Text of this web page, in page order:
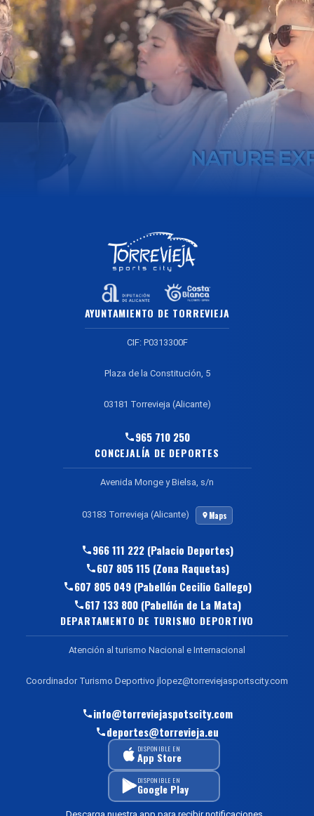
AYUNTAMIENTO DE TORREVIEJA
CIF: P0313300F
Plaza de la Constitución, 5
03181 Torrevieja (Alicante)
965 710 250
CONCEJALÍA DE DEPORTES
Avenida Monge y Bielsa, s/n
03183 Torrevieja (Alicante) Maps
966 111 222 (Palacio Deportes)
607 805 115 (Zona Raquetas)
607 805 049 (Pabellón Cecilio Gallego)
617 133 800 (Pabellón de La Mata)
DEPARTAMENTO DE TURISMO DEPORTIVO
Atención al turismo Nacional e Internacional
Coordinador Turismo Deportivo jlopez@torreviejasportscity.com
info@torreviejaspotscity.com
deportes@torrevieja.eu
DISPONIBLE EN
App Store
DISPONIBLE EN
Google Play